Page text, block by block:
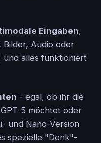
Eingaben,
Bilder, Audio oder
und alles funktioniert
- egal, ob ihr die
5 möchtet oder
und Nano-Version
spezielle "Denk"-